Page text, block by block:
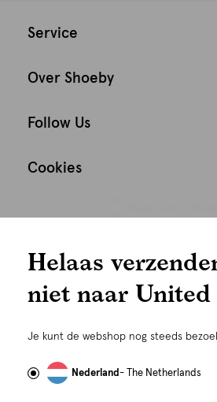
graag
gebruiken wij cookies en daarmee
om advertenties te
Service
Over Shoeby
Follow Us
Cookies
Helaas
niet naar United
Je kunt de webshop nog steeds
Nederland- The Netherlands